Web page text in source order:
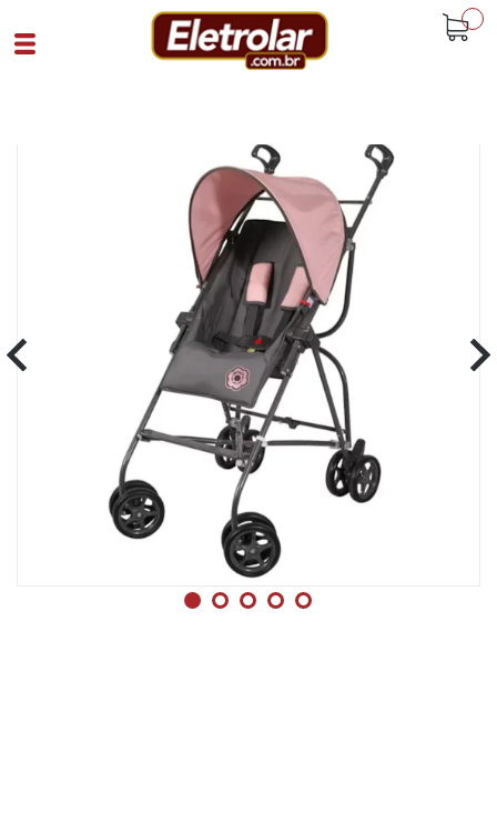
Linha Bebê Carros De Passeio
Carrinho De Bebê Passeio Capri
Galzerano Grafite Rosa
SKU 107630|1167|1